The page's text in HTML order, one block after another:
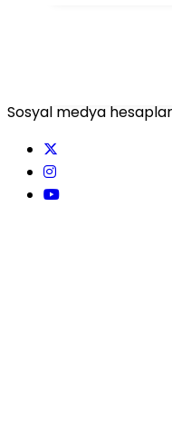
Sosyal medya